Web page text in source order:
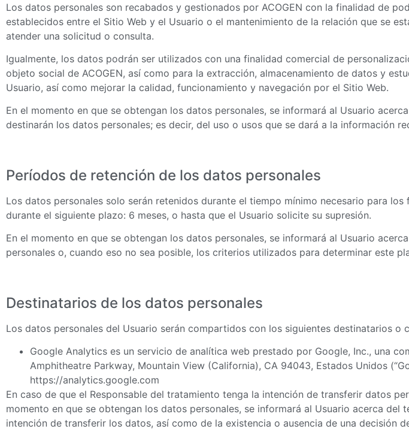
Los datos personales son recabados y gestionados por ACOGEN con la finalidad de
establecidos entre el Sitio Web y el Usuario o el mantenimiento de la relación que se
atender una solicitud o consulta.
Igualmente, los datos podrán ser utilizados con una finalidad comercial de
objeto social de ACOGEN, así como para la extracción, almacenamiento de datos y
Usuario, así como mejorar la calidad, funcionamiento y navegación por el Sitio Web.
En el momento en que se obtengan los datos personales, se informará al Usuario
destinarán los datos personales; es decir, del uso o usos que se dará a la información
Períodos de retención de los datos personales
Los datos personales solo serán retenidos durante el tiempo mínimo necesario para
durante el siguiente plazo: 6 meses, o hasta que el Usuario solicite su supresión.
En el momento en que se obtengan los datos personales, se informará al Usuario
personales o, cuando eso no sea posible, los criterios utilizados para determinar este
Destinatarios de los datos personales
Los datos personales del Usuario serán compartidos con los siguientes destinatarios o
Google Analytics es un servicio de analítica web prestado por Google, Inc., una
Amphitheatre Parkway, Mountain View (California), CA 94043, Estados Unidos
https://analytics.google.com
En caso de que el Responsable del tratamiento tenga la intención de transferir datos
momento en que se obtengan los datos personales, se informará al Usuario acerca
intención de transferir los datos, así como de la existencia o ausencia de una decisión